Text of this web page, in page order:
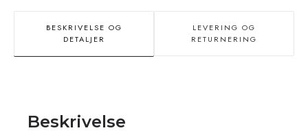
BESKRIVELSE OG
DETALJER
LEVERING OG
RETURNERING
Beskrivelse